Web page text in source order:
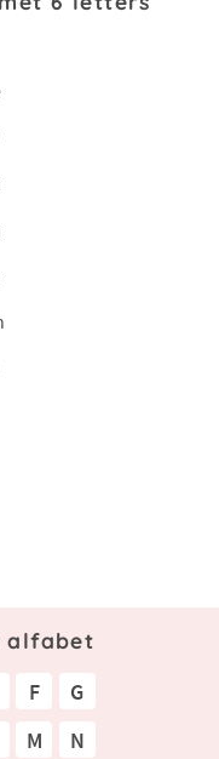
alfabet
F
G
M
N